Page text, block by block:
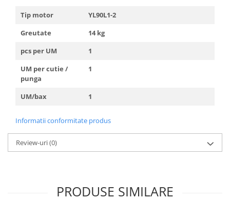
Tip motor
YL90L1-2
Greutate
14 kg
pcs per UM
1
UM per cutie /
punga
1
UM/bax 1
Informatii conformitate produs
Review-uri(0)
PRODUSE SIMILARE